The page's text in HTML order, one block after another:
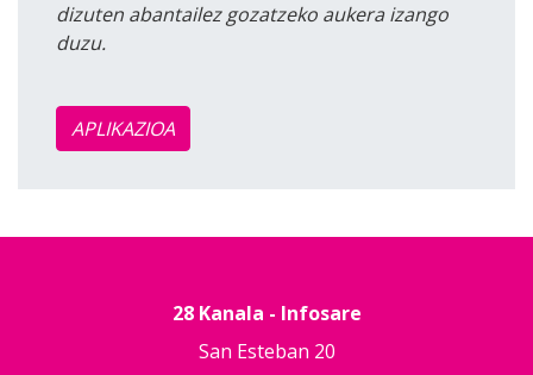
dizuten abantailez gozatzeko aukera izango
duzu.
APLIKAZIOA
28 Kanala - Infosare
San Esteban 20